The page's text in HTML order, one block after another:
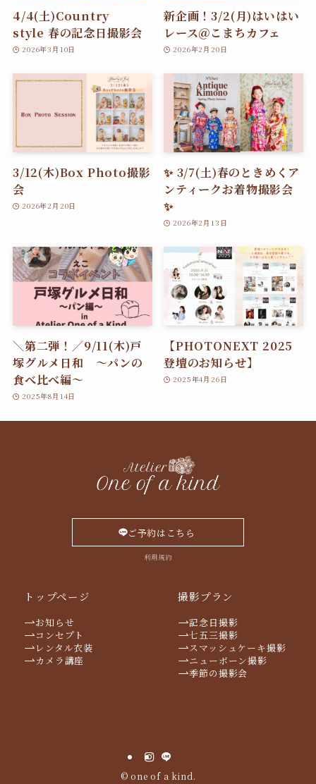
4/4(土)Country
style 春の記念日撮影会
2026年3月10日
新企画！3/2(月)はいはい
レース＠こまちカフェ
2026年2月20日
3/12(木)Box Photo撮影
会
2026年2月20日
✨ 3/7(土)春のときめくア
ンティークお着物撮影会
✨
2026年2月13日
＼第二弾！／9/11(木)戸
塚グルメ日和 〜パンの
食べ比べ編〜
2025年8月14日
【PHOTONEXT 2025
登壇のお知らせ】
2025年4月26日
ご予約はこちら
利用規約
トップページ
お知らせ
コンセプト
レンタル衣装
カメラ講座
撮影プラン
記念日撮影
七五三撮影
スマッシュケーキ撮影
ニューボーン撮影
季節の撮影会
© one of a kind.